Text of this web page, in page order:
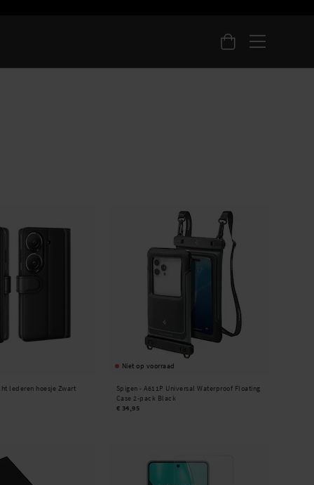
lederen hoesje Zwart
Niet op voorraad
Spigen -A611P Universal Waterproof Floating
Case 2-pack Black
€ 34,95